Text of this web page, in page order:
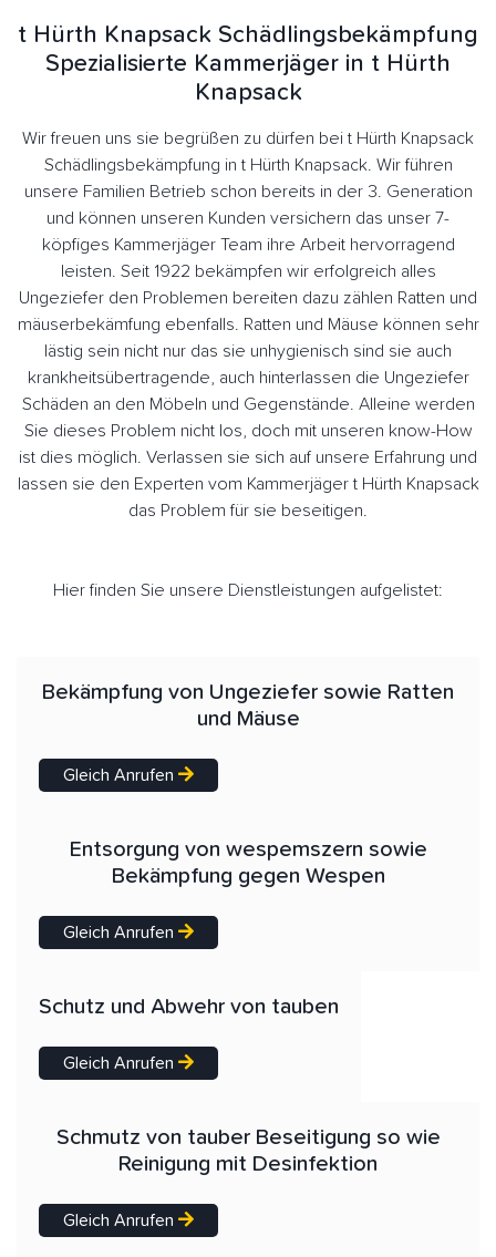
t Hürth Knapsack Schädlingsbekämpfung
Spezialisierte Kammerjäger in t Hürth
Knapsack
Wir freuen uns sie begrüßen zu dürfen bei t Hürth Knapsack
Schädlingsbekämpfung in t Hürth Knapsack. Wir führen
unsere Familien Betrieb schon bereits in der 3. Generation
und können unseren Kunden versichern das unser 7-
köpfiges Kammerjäger Team ihre Arbeit hervorragend
leisten. Seit 1922 bekämpfen wir erfolgreich alles
Ungeziefer den Problemen bereiten dazu zählen Ratten und
mäuserbekämfung ebenfalls. Ratten und Mäuse können sehr
lästig sein nicht nur das sie unhygienisch sind sie auch
krankheitsübertragende, auch hinterlassen die Ungeziefer
Schäden an den Möbeln und Gegenstände. Alleine werden
Sie dieses Problem nicht los, doch mit unseren know-How
ist dies möglich. Verlassen sie sich auf unsere Erfahrung und
lassen sie den Experten vom Kammerjäger t Hürth Knapsack
das Problem für sie beseitigen.
Hier finden Sie unsere Dienstleistungen aufgelistet:
Bekämpfung von Ungeziefer sowie Ratten
und Mäuse
Gleich Anrufen
Entsorgung von wespemszern sowie
Bekämpfung gegen Wespen
Gleich Anrufen
Schutz und Abwehr von tauben
Gleich Anrufen
Schmutz von tauber Beseitigung so wie
Reinigung mit Desinfektion
Gleich Anrufen